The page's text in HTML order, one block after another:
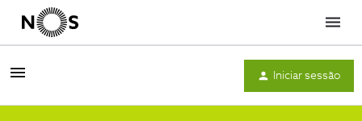
Menu
Iniciar sessão